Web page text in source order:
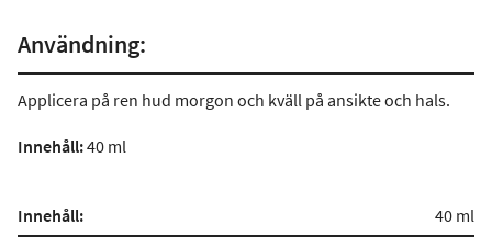
Användning:
Applicera på ren hud morgon och kväll på ansikte och hals.
Innehåll:40 ml
Innehåll: 40 ml